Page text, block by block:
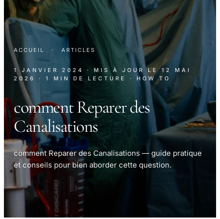
ACCUEIL · ARTICLES
1 JANVIER 2024 · MIS À JOUR LE 12 MAI
2026
· 1 MIN DE LECTURE · HOW TO
comment Reparer des
Canalisations
comment Reparer des Canalisations — guide pratique
et conseils pour bien aborder cette question.